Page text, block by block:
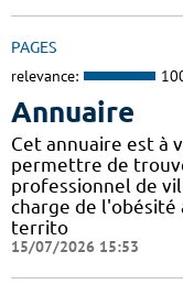
PAGES
relevance:
Annuaire
Cet annuaire est à
permettre de
professionnel de
charge de l'obésité
territo
15/07/2026 15:53